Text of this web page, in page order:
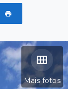
Mais fotos